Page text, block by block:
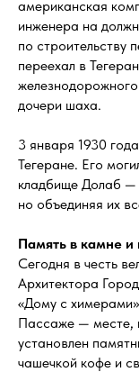
американская
инженера на
по строительству
переехал в
дочери шаха.
3 января 1930
Тегеране. Его
кладбище Долаб —
но объединяя их
Память в камне и
Сегодня в честь
Архитектора
«Дому с
Пассаже — месте,
установлен
чашечкой кофе и